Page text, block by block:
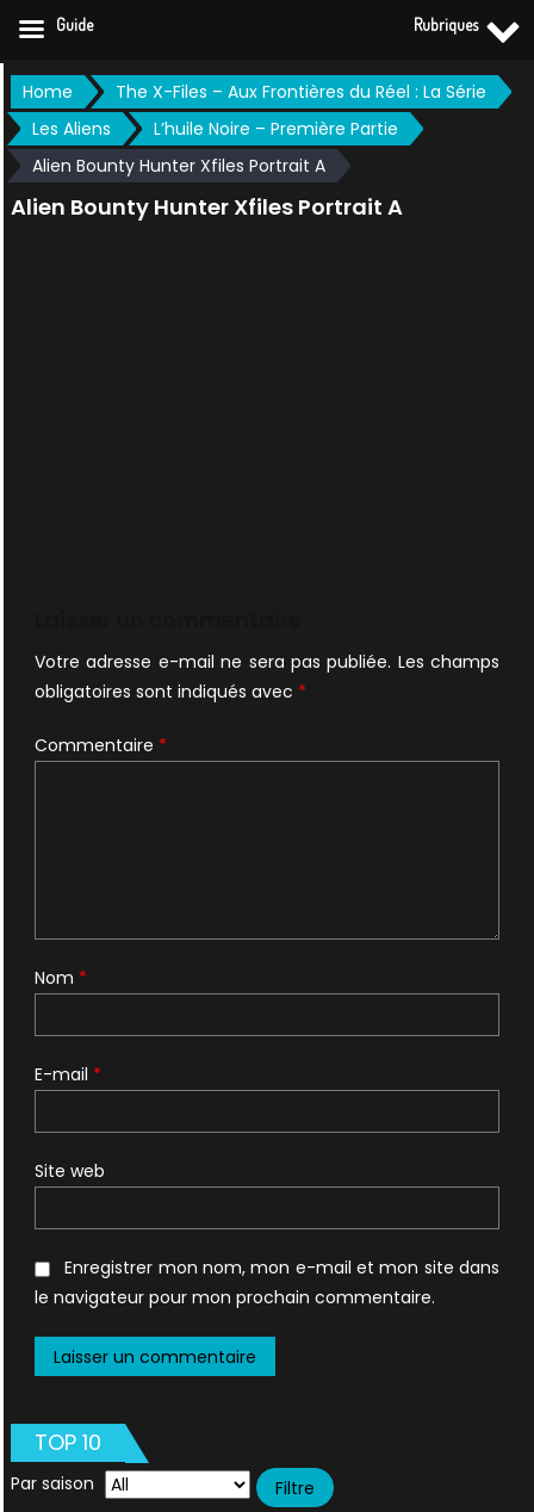
Skip
to
content
Home
The X-Files – Aux Frontières du Réel : La Série
Les Aliens
L’huile Noire – Première Partie
Alien Bounty Hunter Xfiles Portrait A
Alien Bounty Hunter Xfiles Portrait A
Votre adresse e-mail ne sera pas publiée. Les champs
obligatoires sont indiqués avec *
Commentaire *
Nom *
E-mail *
Site web
Enregistrer mon nom, mon e-mail et mon site dans
le navigateur pour mon prochain commentaire.
TOP 10
Par saison
Guide Rubriques